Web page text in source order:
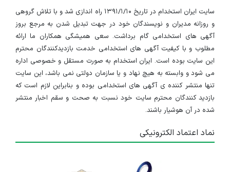
سایت ایران استخدام در تاریخ ۱۳۹۱/۱/۱۰ راه اندازی شد و با تلاش گروهی
و روزانه مدیران و نویسندگان خود در جهت تبدیل شدن به مرجع بروز
آگهی های استخدامی گام برداشت. سعی همیشگی همکاران ما ارائه
مطلوب و با کیفیت آگهی های استخدامی خدمت بازدیدکنندگان محترم
این سایت بوده است. ایران استخدام به صورت مستقل و خصوصی اداره
می شود و وابسته به هیچ نهاد و یا سازمان دولتی نمی باشد، این سایت
تنها منتشر کننده ی آگهی های استخدامی بوده و بنابراین لازم است که
بازدید کنندگان محترم سایت خود نسبت به صحت و سقم اخبار منتشر
شده در آن هوشیار باشند.
نماد اعتماد الکترونیکی